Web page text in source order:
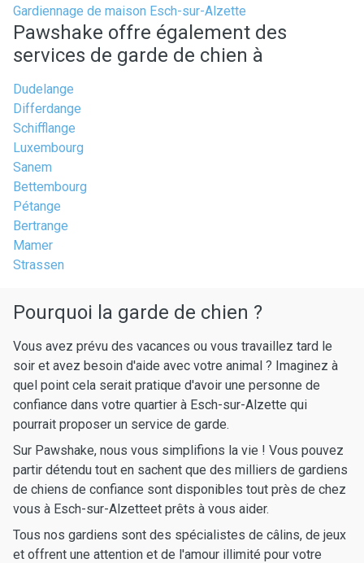
Gardiennage de maison Esch-sur-Alzette
Pawshake offre également des
services de garde de chien à
Dudelange
Differdange
Schifflange
Luxembourg
Sanem
Bettembourg
Pétange
Bertrange
Mamer
Strassen
Pourquoi la garde de chien ?
Vous avez prévu des vacances ou vous travaillez tard le
soir et avez besoin d'aide avec votre animal ? Imaginez à
quel point cela serait pratique d'avoir une personne de
confiance dans votre quartier à Esch-sur-Alzette qui
pourrait proposer un service de garde.
Sur Pawshake, nous vous simplifions la vie ! Vous pouvez
partir détendu tout en sachent que des milliers de gardiens
de chiens de confiance sont disponibles tout près de chez
vous à Esch-sur-Alzetteet prêts à vous aider.
Tous nos gardiens sont des spécialistes de câlins, de jeux
et offrent une attention et de l'amour illimité pour votre